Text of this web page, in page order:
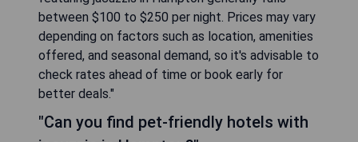
between $100 to $250 per night. Prices may vary
depending on factors such as location, amenities
offered, and seasonal demand, so it's advisable to
check rates ahead of time or book early for
better deals."
"Can you find pet-friendly hotels with